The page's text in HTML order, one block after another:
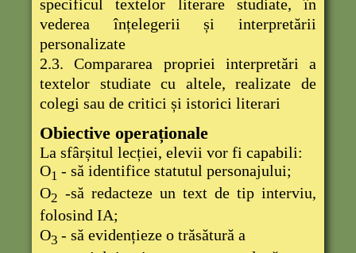
specificul textelor literare studiate, în
vederea înțelegeriiși interpretării
personalizate
2.3. Compararea propriei interpretări a
textelor studiate cu altele, realizate de
colegi sau de critici și istorici literari
Obiective operaționale
La sfârșitul lecției, elevii vor fi capabili:
O1 - să identifice statutul personajului;
O2 -să redacteze un text de tip interviu,
folosind IA;
O3 - să evidențieze o trăsătură a